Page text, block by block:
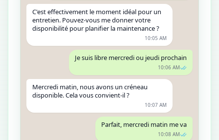
C'est effectivement le moment idéal pour un
entretien. Pouvez-vous me donner votre
disponibilité pour planifier la maintenance ?
10:05 AM
Je suis libre mercredi ou jeudi prochain
10:06 AM
Mercredi matin, nous avons un créneau
disponible. Cela vous convient-il ?
10:07 AM
Parfait, mercredi matin me va
10:08 AM